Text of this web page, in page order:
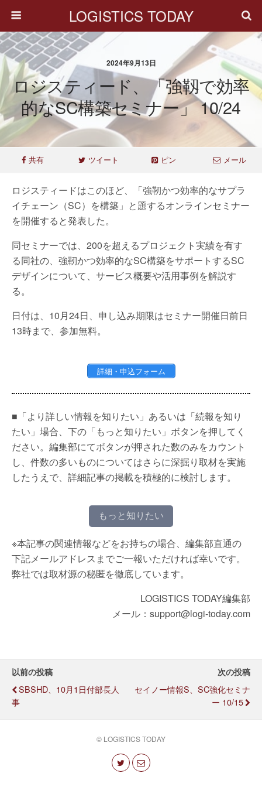
LOGISTICS TODAY
2024年9月13日
ロジスティード、「強靱で効率
的なSC構築セミナー」 10/24
共有 ツイート ピン メール
ロジスティードはこのほど、「強靭かつ効率的なサプラ
イチェーン（SC）を構築」と題するオンラインセミナー
を開催すると発表した。
同セミナーでは、200を超えるプロジェクト実績を有す
る同社の、強靭かつ効率的なSC構築をサポートするSC
デザインについて、サービス概要や活用事例を解説す
る。
日付は、10月24日、申し込み期限はセミナー開催日前日
13時まで、参加無料。
詳細・申込フォーム
■「より詳しい情報を知りたい」あるいは「続報を知り
たい」場合、下の「もっと知りたい」ボタンを押してく
ださい。編集部にてボタンが押された数のみをカウント
し、件数の多いものについてはさらに深掘り取材を実施
したうえで、詳細記事の掲載を積極的に検討します。
もっと知りたい
※本記事の関連情報などをお持ちの場合、編集部直通の
下記メールアドレスまでご一報いただければ幸いです。
弊社では取材源の秘匿を徹底しています。
LOGISTICS TODAY編集部
メール：support@logi-today.com
以前の投稿
SBSHD、10月1日付部長人
事
次の投稿
セイノー情報S、SC強化セミナ
ー 10/15
© LOGISTICS TODAY